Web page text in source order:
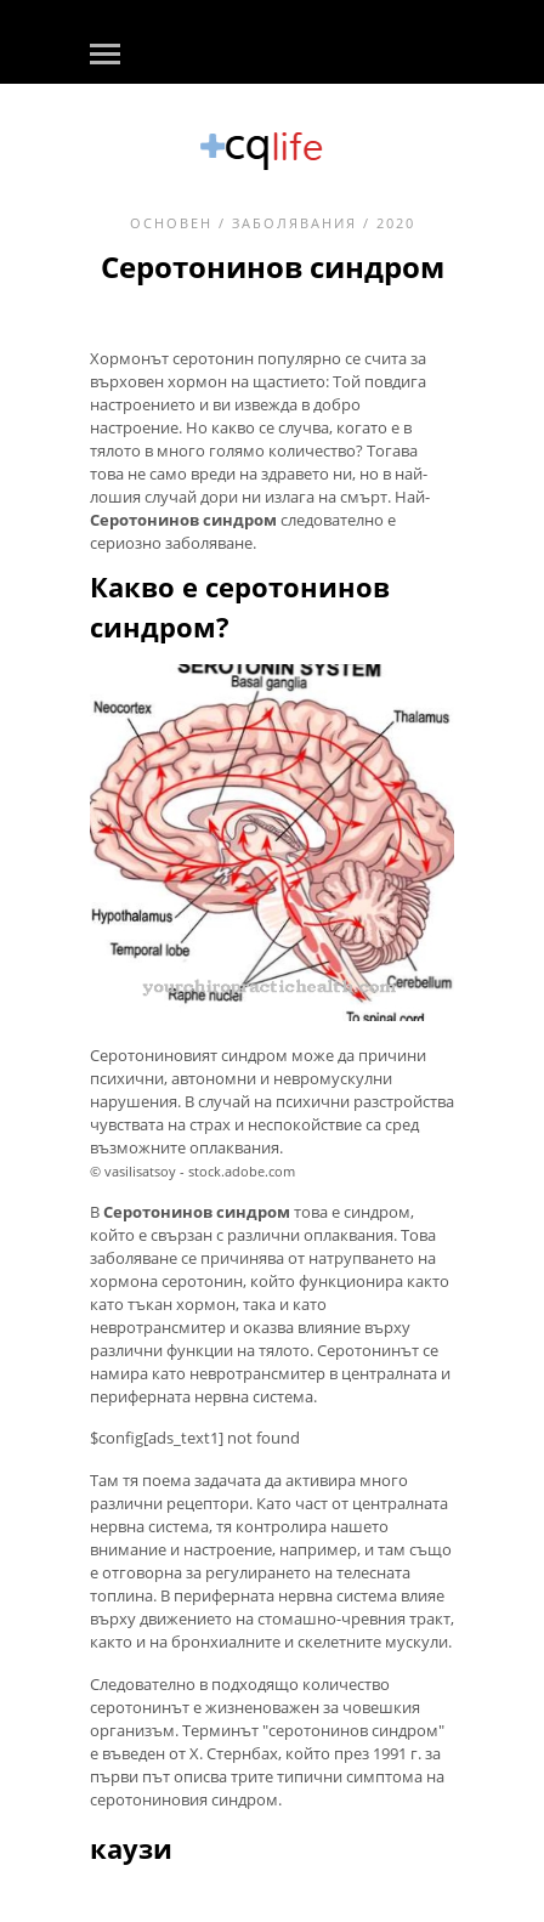
ОСНОВЕН / ЗАБОЛЯВАНИЯ / 2020
Серотонинов синдром
Хормонът серотонин популярно се счита за
върховен хормон на щастието: Той повдига
настроението и ви извежда в добро
настроение. Но какво се случва, когато е в
тялото в много голямо количество? Тогава
това не само вреди на здравето ни, но в най-
лошия случай дори ни излага на смърт. Най-
Серотонинов синдром следователно е
сериозно заболяване.
Какво е серотонинов
синдром?
Серотониновият синдром може да причини
психични, автономни и невромускулни
нарушения. В случай на психични разстройства
чувствата на страх и неспокойствие са сред
възможните оплаквания.
© vasilisatsoy - stock.adobe.com
ВСеротонинов синдром това е синдром,
който е свързан с различни оплаквания. Това
заболяване се причинява от натрупването на
хормона серотонин, който функционира както
като тъкан хормон, така и като
невротрансмитер и оказва влияние върху
различни функции на тялото. Серотонинът се
намира като невротрансмитер в централната и
периферната нервна система.
$config[ads_text1] not found
Там тя поема задачата да активира много
различни рецептори. Като част от централната
нервна система, тя контролира нашето
внимание и настроение, например, и там също
е отговорна за регулирането на телесната
топлина. В периферната нервна система влияе
върху движението на стомашно-чревния тракт,
както и на бронхиалните и скелетните мускули.
Следователно в подходящо количество
серотонинът е жизненоважен за човешкия
организъм. Терминът "серотонинов синдром"
е въведен от Х. Стернбах, който през 1991 г. за
първи път описва трите типични симптома на
серотониновия синдром.
каузи